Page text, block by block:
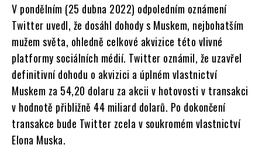
V pondělním (25 dubna 2022) odpoledním oznámení
Twitter uvedl, že dosáhl dohody s Muskem, nejbohatším
mužem světa, ohledně celkové akvizice této vlivné
platformy sociálních médií. Twitter oznámil, že uzavřel
definitivní dohodu o akvizici a úplném vlastnictví
Muskem za 54,20 dolaru za akcii v hotovosti v transakci
v hodnotě přibližně 44 miliard dolarů. Po dokončení
transakce bude Twitter zcela v soukromém vlastnictví
Elona Muska.